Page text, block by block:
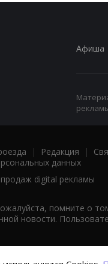
Афиша
| Редакция |
данных
digital рекламы
помните о
новости.